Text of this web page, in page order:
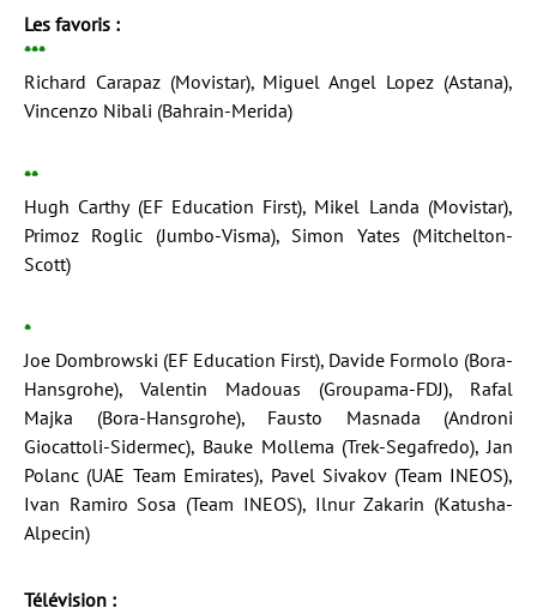
Les favoris :
***
Richard Carapaz (Movistar), Miguel Angel Lopez (Astana),
Vincenzo Nibali (Bahrain-Merida)
**
Hugh Carthy (EF Education First), Mikel Landa (Movistar),
Primoz Roglic (Jumbo-Visma), Simon Yates (Mitchelton-
Scott)
*
Joe Dombrowski (EF Education First), Davide Formolo (Bora-
Hansgrohe), Valentin Madouas (Groupama-FDJ), Rafal
Majka (Bora-Hansgrohe), Fausto Masnada (Androni
Giocattoli-Sidermec), Bauke Mollema (Trek-Segafredo), Jan
Polanc (UAE Team Emirates), Pavel Sivakov (Team INEOS),
Ivan Ramiro Sosa (Team INEOS), Ilnur Zakarin (Katusha-
Alpecin)
Télévision :